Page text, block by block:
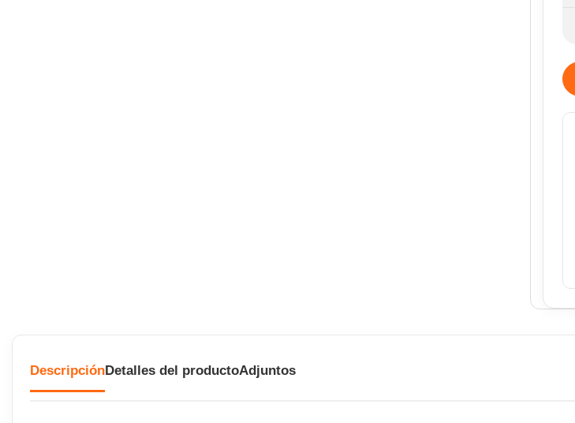
DescripciónDetalles del productoAdjuntos